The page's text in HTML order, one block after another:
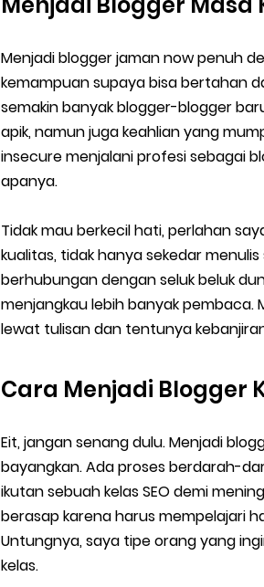
Menjadi blogger jaman now penuh
kemampuan supaya bisa bertahan
semakin banyak blogger-blogger
apik, namun juga keahlian yang
insecure menjalani profesi sebagai
apanya.
Tidak mau berkecil hati, perlahan
kualitas, tidak hanya sekedar
berhubungan dengan seluk beluk
menjangkau lebih banyak pembaca.
lewat tulisan dan tentunya
Cara Menjadi Blogger
Eit, jangan senang dulu. Menjadi
bayangkan. Ada proses berdarah-
ikutan sebuah kelas SEO demi
berasap karena harus mempelajari
Untungnya, saya tipe orang yang
kelas.